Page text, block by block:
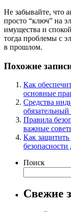
Не забывайте, что
просто “ключ” на
имущества и
тогда проблемы с
в прошлом.
Похожие
Как
основные
Средства
Правила
важные
Как защитить
безопасности
Поиск
Свежие